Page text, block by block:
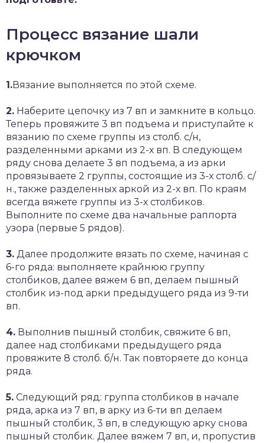
Процесс вязание шали
крючком
1.Вязание выполняется по этой схеме.
2. Наберите цепочку из 7 вп и замкните в кольцо.
Теперь провяжите 3 вп подъема и приступайте к
вязанию по схеме группы из столб. с/н,
разделенными арками из 2-х вп. В следующем
ряду снова делаете 3 вп подъема, а из арки
провязываете 2 группы, состоящие из 3-х столб. с/
н., также разделенных аркой из 2-х вп. По краям
всегда вяжете группы из 3-х столбиков.
Выполните по схеме два начальные раппорта
узора (первые 5 рядов).
3. Далее продолжите вязать по схеме, начиная с
6-го ряда: выполняете крайнюю группу
столбиков, далее вяжем 6 вп, делаем пышный
столбик из-под арки предыдущего ряда из 9-ти
вп.
4. Выполнив пышный столбик, свяжите 6 вп,
далее над столбиками предыдущего ряда
провяжите 8 столб. б/н. Так повторяете до конца
ряда.
5. Следующий ряд: группа столбиков в начале
ряда, арка из 7 вп, в арку из 6-ти вп делаем
пышный столбик, 3 вп, в следующую арку снова
пышный столбик. Далее вяжем 7 вп, и, пропустив